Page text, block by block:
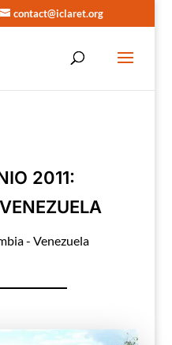
contact@iclaret.org
2011:
- Venezuela